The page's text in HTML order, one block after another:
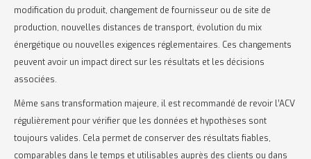
modification du produit, changement de fournisseur ou de site de
production, nouvelles distances de transport, évolution du mix
énergétique ou nouvelles exigences réglementaires. Ces changements
peuvent avoir un impact direct sur les résultats et les décisions
associées.
Même sans transformation majeure, il est recommandé de revoir l’ACV
régulièrement pour vérifier que les données et hypothèses sont
toujours valides. Cela permet de conserver des résultats fiables,
comparables dans le temps et utilisables auprès des clients ou dans